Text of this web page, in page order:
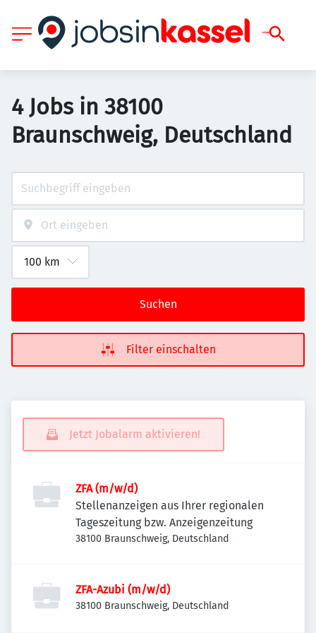
4 Jobs in 38100
Braunschweig, Deutschland
Suchen
Filter einschalten
Jetzt Jobalarm aktivieren!
ZFA (m/w/d)
Stellenanzeigen aus Ihrer regionalen
Tageszeitung bzw. Anzeigenzeitung
38100 Braunschweig, Deutschland
ZFA-Azubi (m/w/d)
38100 Braunschweig, Deutschland